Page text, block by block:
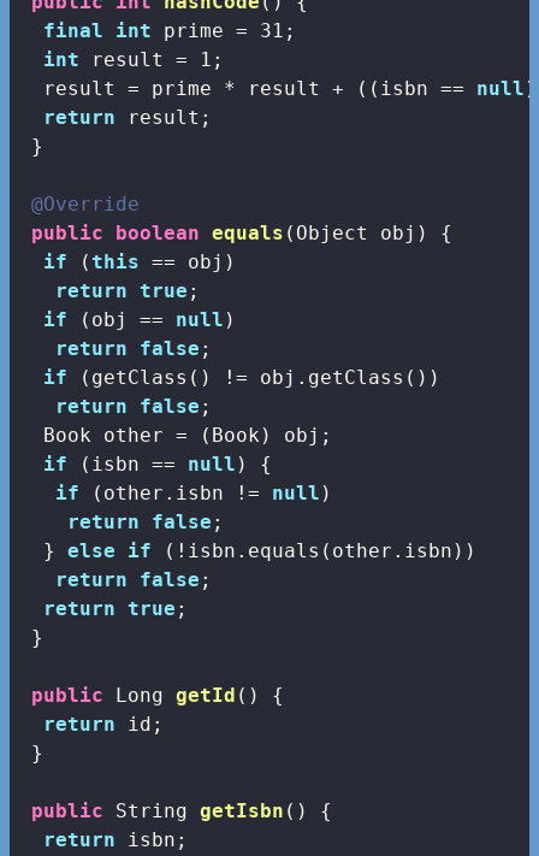
final
int prime = 31 ;
int result = 1 ;
  result = prime * result + ((isbn ==
null
return result;
}
@Override
public
boolean equals (Object obj)
{
if (this == obj)
return true ;
if (obj == null )
return
false ;
if (getClass() != obj.getClass())
return
false ;
  Book other = (Book) obj;
if (isbn == null ) {
if (other.isbn != null )
return
false ;
  }
else if (!isbn.equals(other.isbn))
return
false ;
return true ;
}
public Long getId ()
{
return id;
}
public String getIsbn ()
{
return isbn;